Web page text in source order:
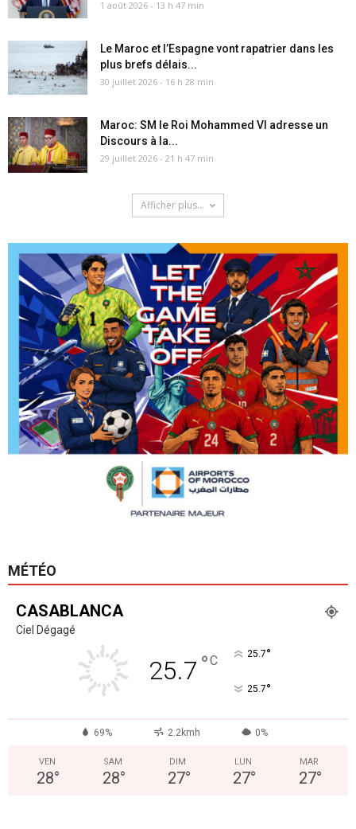
1 août 2026 - 13 h 47 min
Le Maroc et l’Espagne vont rapatrier dans les
plus brefs délais...
30 juillet 2026 - 16 h 28 min
Maroc: SM le Roi Mohammed VI adresse un
Discours à la...
29 juillet 2026 - 21 h 47 min
Afficher plus...
MÉTÉO
CASABLANCA
Ciel Dégagé
25.7 °C 25.7°
25.7°
69% 2.2kmh 0%
VEN
28°
SAM
28°
DIM
27°
LUN
27°
MAR
27°